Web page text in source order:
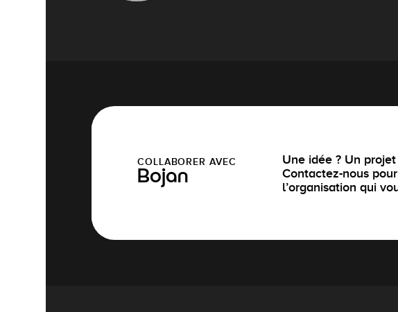
COLLABORER AVEC
Bojan
Une idée ? Un projet
Contactez-nous
l’organisation qui